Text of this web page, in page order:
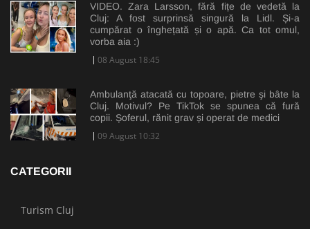
VIDEO. Zara Larsson, fără fițe de vedetă la
Cluj: A fost surprinsă singură la Lidl. Și-a
cumpărat o înghețată și o apă. Ca tot omul,
vorba aia :)
08 August 18:45
Ambulanţă atacată cu topoare, pietre şi bâte la
Cluj. Motivul? Pe TikTok se spunea că fură
copii. Șoferul, rănit grav și operat de medici
09 August 10:32
CATEGORII
Turism Cluj